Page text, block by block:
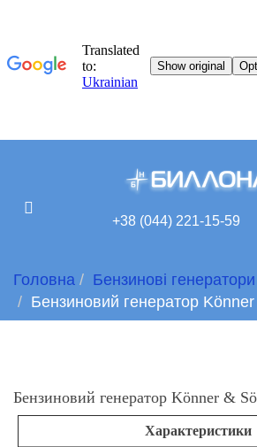
+38 (044) 221-15-59
Головна
Бензинові генератори
Бензиновий генератор
Бензиновий генератор Könner &
Характеристики